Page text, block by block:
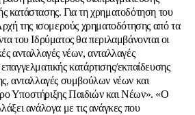
κατάστασης. Για τη χρηματοδότηση του
της ισομερούς χρηματοδότησης από τα
του Ιδρύματος θα περιλαμβάνονται οι
ανταλλαγές νέων, ανταλλαγές
κατάρτισης/εκπαίδευσης
ανταλλαγές συμβούλων νέων και
Υποστήριξης Παιδιών και Νέων». «Ο
ανάλογα με τις ανάγκες που